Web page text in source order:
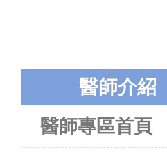
醫師介紹
醫師專區首頁